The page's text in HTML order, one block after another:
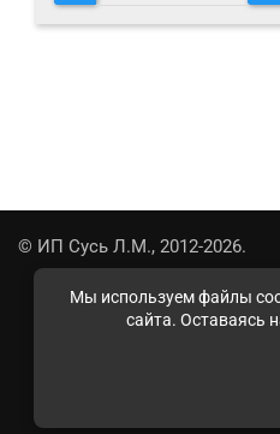
Мы используем файлы
сайта. Оставаясь
© ИП Сусь Л.М., 2012-2026.